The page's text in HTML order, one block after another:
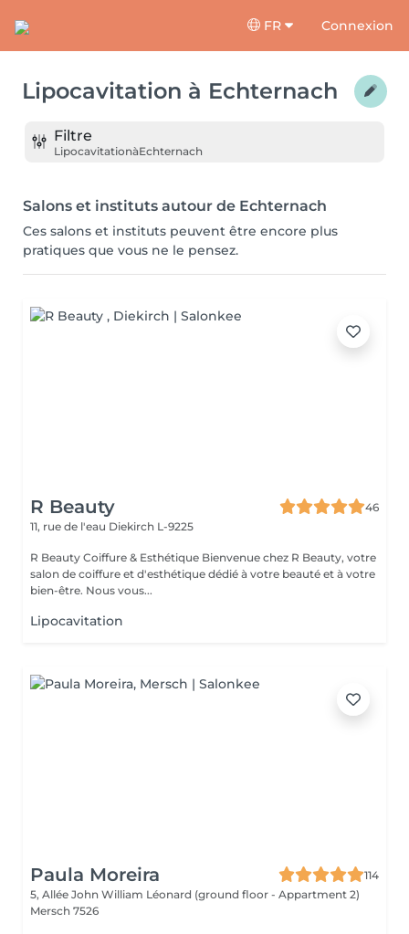
FR Connexion
Lipocavitation à Echternach
Filtre
LipocavitationàEchternach
Salons et instituts autour de Echternach
Ces salons et instituts peuvent être encore plus
pratiques que vous ne le pensez.
R Beauty
46
11, rue de l'eau Diekirch L-9225
R Beauty Coiffure & Esthétique Bienvenue chez R Beauty, votre
salon de coiffure et d'esthétique dédié à votre beauté et à votre
bien-être. Nous vous...
Lipocavitation
Paula Moreira
114
5, Allée John William Léonard (ground floor - Appartment 2)
Mersch 7526